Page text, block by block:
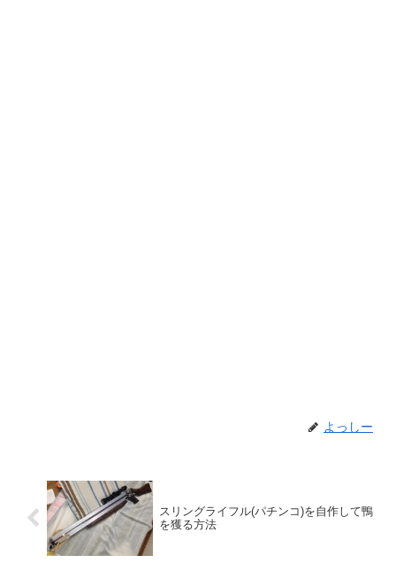
よっしー
スリングライフル(パチンコ)を自作して鴨
を獲る方法